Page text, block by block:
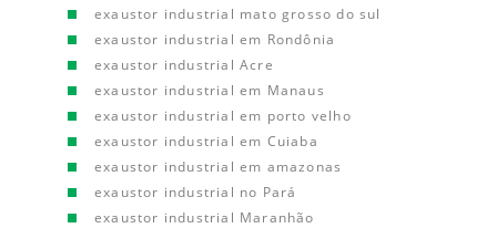
exaustor industrial mato grosso do sul
exaustor industrial em Rondônia
exaustor industrial Acre
exaustor industrial em Manaus
exaustor industrial em porto velho
exaustor industrial em Cuiaba
exaustor industrial em amazonas
exaustor industrial no Pará
exaustor industrial Maranhão